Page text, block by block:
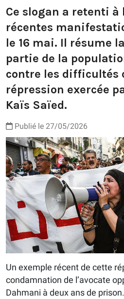
Ce slogan a retenti à
récentes
le 16 mai. Il résume
partie de la
contre les difficultés
répression exercée
Kaïs Saïed.
Publié le 27/05/2026
Un exemple récent de cette
condamnation de l’avocate
Dahmani à deux ans de